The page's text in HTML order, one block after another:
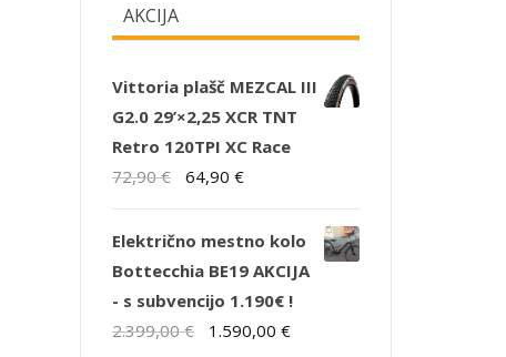
AKCIJA
Vittoria plašč MEZCAL III
G2.0 29’×2,25 XCR TNT
Retro 120TPI XC Race
72,90€
Izvirna
je
bila:
72,90 €.
64,90€Trenutna
je:
64,90 €.
Električno mestno kolo
Bottecchia BE19 AKCIJA
- s subvencijo 1.190€ !
2.399,00€
Izvirna
1.590,00€Trenutna